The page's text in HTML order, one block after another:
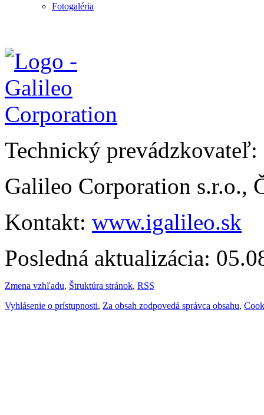
Fotogaléria
Technický prevádzkovateľ:
Galileo Corporation s.r.o.,
Kontakt: www.igalileo.sk
Posledná aktualizácia:
Zmena vzhľadu, Štruktúra stránok, RSS
Vyhlásenie o prístupnosti, Za obsah zodpovedá správca obsahu,